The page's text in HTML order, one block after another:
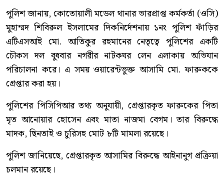
পুলিশ জানায়, কোতোয়ালী মডেল থানার ভারপ্রাপ্ত কর্মকর্তা (ওসি)
মুহাম্মদ শিবিরুল ইসলামের দিকনির্দেশনায় ১নং পুলিশ ফাঁড়ির
এটিএসআই মো. আতিকুর রহমানের নেতৃত্বে পুলিশের একটি
চৌকস দল বুধবার নগরীর নাটকঘর লেন এলাকায় অভিযান
পরিচালনা করে। এ সময় ওয়ারেন্টভুক্ত আসামি মো. ফারুককে
গ্রেপ্তার করা হয়।
পুলিশের পিসিপিআর তথ্য অনুযায়ী, গ্রেপ্তারকৃত ফারুকের পিতা
মৃত আনোয়ার হোসেন এবং মাতা নাজমা বেগম। তার বিরুদ্ধে
মাদক, ছিনতাই ও চুরিসহ মোট ৮টি মামলা রয়েছে।
পুলিশ জানিয়েছে, গ্রেপ্তারকৃত আসামির বিরুদ্ধে আইনানুগ প্রক্রিয়া
চলমান রয়েছে।